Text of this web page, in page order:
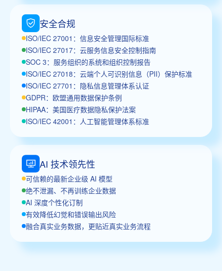
安全合规
ISO/IEC 27001：信息安全管理国际标准
ISO/IEC 27017：云服务信息安全控制指南
SOC 3：服务组织的系统和组织控制报告
ISO/IEC 27018：云端个人可识别信息（PII）保护标准
ISO/IEC 27701：隐私信息管理体系认证
GDPR：欧盟通用数据保护条例
HIPAA：美国医疗数据隐私保护法案
ISO/IEC 42001：人工智能管理体系标准
AI 技术领先性
可信赖的最新企业级 AI 模型
绝不泄漏、不再训练企业数据
AI 深度个性化订制
有效降低幻觉和错误输出风险
融合真实业务数据，更贴近真实业务流程